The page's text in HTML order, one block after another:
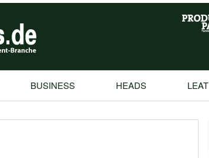
BUSINESS HEADS LEAT